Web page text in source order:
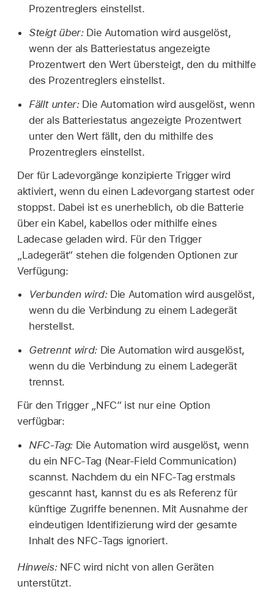
Prozentreglers einstellst.
Steigt über:Die Automation wird ausgelöst,
wenn der als Batteriestatus angezeigte
Prozentwert den Wert übersteigt, den du mithilfe
des Prozentreglers einstellst.
Fällt unter:Die Automation wird ausgelöst, wenn
der als Batteriestatus angezeigte Prozentwert
unter den Wert fällt, den du mithilfe des
Prozentreglers einstellst.
Der für Ladevorgänge konzipierte Trigger wird
aktiviert, wenn du einen Ladevorgang startest oder
stoppst. Dabei ist es unerheblich, ob die Batterie
über ein Kabel, kabellos oder mithilfe eines
Ladecase geladen wird. Für den Trigger
„Ladegerät“ stehen die folgenden Optionen zur
Verfügung:
Verbunden wird:Die Automation wird ausgelöst,
wenn du die Verbindung zu einem Ladegerät
herstellst.
Getrennt wird:Die Automation wird ausgelöst,
wenn du die Verbindung zu einem Ladegerät
trennst.
Für den Trigger „NFC“ ist nur eine Option
verfügbar:
NFC-Tag: Die Automation wird ausgelöst, wenn
du ein NFC-Tag (Near-Field Communication)
scannst. Nachdem du ein NFC-Tag erstmals
gescannt hast, kannst du es als Referenz für
künftige Zugriffe benennen. Mit Ausnahme der
eindeutigen Identifizierung wird der gesamte
Inhalt des NFC-Tags ignoriert.
Hinweis: NFC wird nicht von allen Geräten
unterstützt.